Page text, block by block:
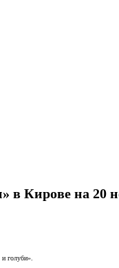
Кирове на 20
голуби».